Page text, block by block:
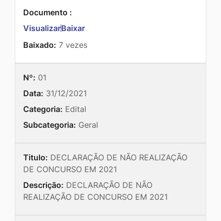
Documento :
VisualizarBaixar
Baixado: 7 vezes
Nº: 01
Data: 31/12/2021
Categoria: Edital
Subcategoria: Geral
Titulo: DECLARAÇÃO DE NÃO REALIZAÇÃO
DE CONCURSO EM 2021
Descrição: DECLARAÇÃO DE NÃO
REALIZAÇÃO DE CONCURSO EM 2021